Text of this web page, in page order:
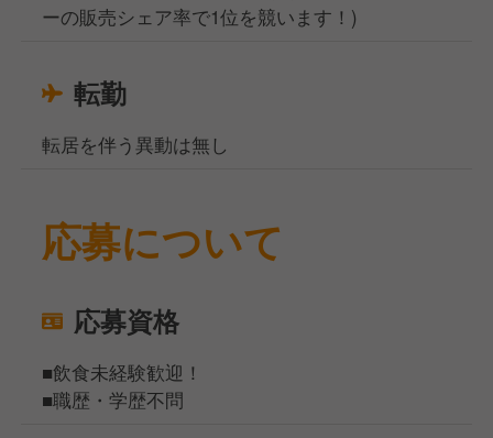
ーの販売シェア率で1位を競います！)
転勤
転居を伴う異動は無し
応募について
応募資格
■飲食未経験歓迎！
■職歴・学歴不問